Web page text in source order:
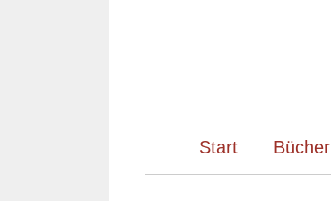
Start Bücher